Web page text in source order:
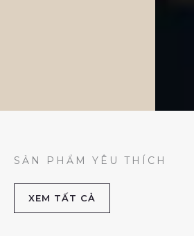
SẢN PHẨM YÊU THÍCH
XEM TẤT CẢ